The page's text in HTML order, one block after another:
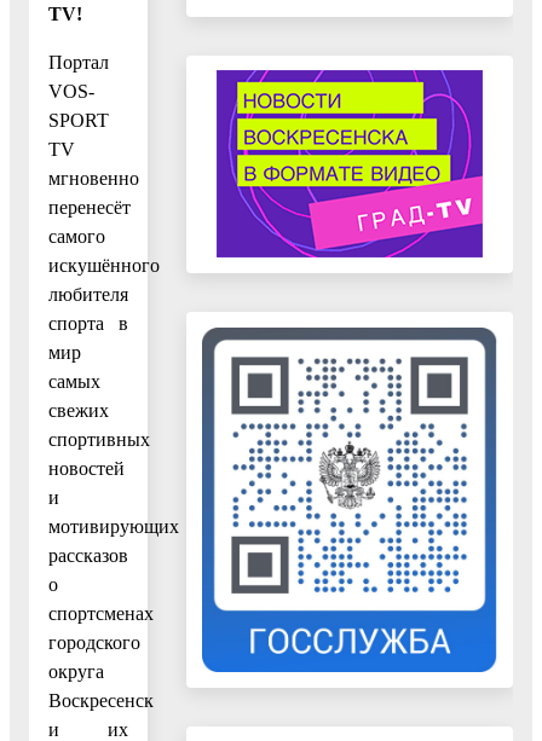
TV!
Портал
VOS-
SPORT
TV
мгновенно
перенесёт
самого
искушённого
любителя
спорта в
мир
самых
свежих
спортивных
новостей
и
мотивирующих
рассказов
о
спортсменах
городского
округа
Воскресенск
и их